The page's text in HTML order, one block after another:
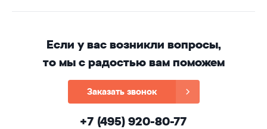
Если у вас возникли вопросы,
то мы с радостью вам поможем
Заказать звонок
+7 (495) 920-80-77